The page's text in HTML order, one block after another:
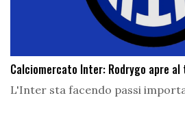
Calciomercato Inter: Rodrygo apre
L'Inter sta facendo passi